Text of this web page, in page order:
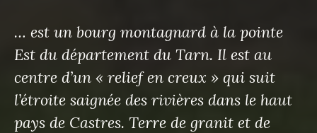
… est un bourg montagnard à la pointe
Est du département du Tarn. Il est au
centre d’un « relief en creux » qui suit
l’étroite saignée des rivières dans le haut
pays de Castres. Terre de granit et de